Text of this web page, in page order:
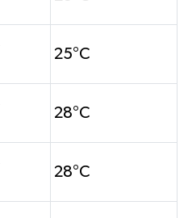
25°C
28°C
28°C